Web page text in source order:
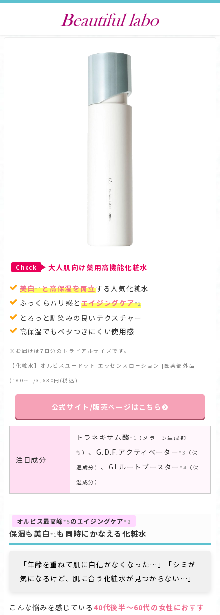
Check 大人肌向け薬用高機能化粧水
美白*1と高保湿を両立する人気化粧水
ふっくらハリ感と エイジングケア*2
とろっと馴染みの良いテクスチャー
高保湿でもベタつきにくい使用感
※お届けは7日分のトライアルサイズです。
【化粧水】オルビスユードット エッセンスローション [医薬部外品]
(180mL/3,630円(税込)
公式サイト/販売ページはこちら
注目成分
トラネキサム酸*1 （メラニン生成抑
制） 、G.D.F.アクティベーター *3 （保
湿成分） 、GLルートブースター *4 （保
湿成分）
オルビス最高峰*5のエイジングケア*2
保湿も美白 *1も同時にかなえる化粧水
「年齢を重ねて肌に自信がなくなった…」「シミが
気になるけど、肌に合う化粧水が見つからない…」
こんな悩みを感じている 40代後半～60代の女性におすす